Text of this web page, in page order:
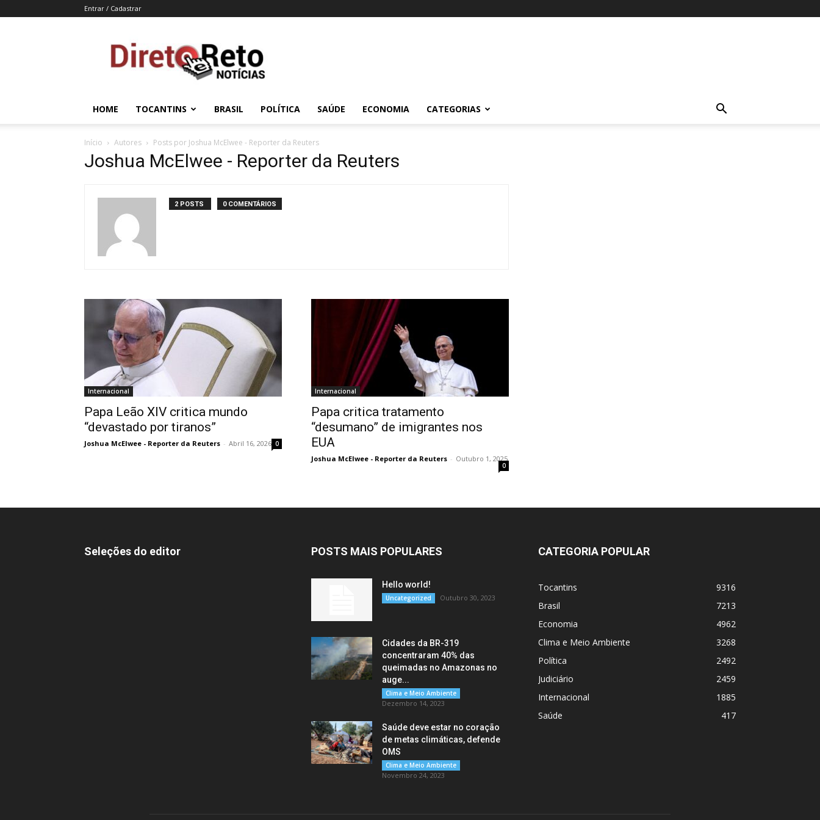
Entrar / Cadastrar
e
Reto
HOME TOCANTINS BRASIL POLÍTICA SAÚDE ECONOMIA CATEGORIAS
Início Autores Posts por Joshua McElwee - Reporter da Reuters
Joshua McElwee - Reporter da Reuters
2 POSTS 0 COMENTÁRIOS
Internacional
Papa Leão XIV critica mundo
“devastado por tiranos”
Joshua McElwee - Reporter da Reuters - Abril 16, 2026 0
Internacional
Papa critica tratamento
“desumano” de imigrantes nos
EUA
Joshua McElwee - Reporter da Reuters - Outubro 1, 2025
0
Seleções do editor POSTS MAIS POPULARES
Hello world!
Uncategorized Outubro 30, 2023
Cidades da BR-319
concentraram 40% das
queimadas no Amazonas no
auge...
Clima e Meio Ambiente
Dezembro 14, 2023
Saúde deve estar no coração
de metas climáticas, defende
OMS
Clima e Meio Ambiente
Novembro 24, 2023
CATEGORIA POPULAR
Tocantins
9316
Brasil
7213
Economia
4962
Clima e Meio Ambiente
3268
Política
2492
Judiciário
2459
Internacional
1885
Saúde
417